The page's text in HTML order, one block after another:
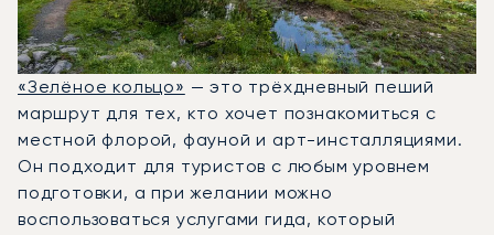
«Зелёное кольцо» — это трёхдневный пеший
маршрут для тех, кто хочет познакомиться с
местной флорой, фауной и арт-инсталляциями.
Он подходит для туристов с любым уровнем
подготовки, а при желании можно
воспользоваться услугами гида, который